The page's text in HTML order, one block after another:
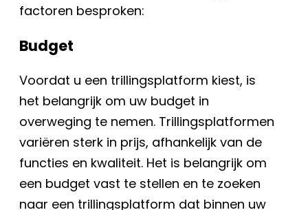
factoren besproken:
Budget
Voordat u een trillingsplatform kiest, is
het belangrijk om uw budget in
overweging te nemen. Trillingsplatformen
variëren sterk in prijs, afhankelijk van de
functies en kwaliteit. Het is belangrijk om
een budget vast te stellen en te zoeken
naar een trillingsplatform dat binnen uw